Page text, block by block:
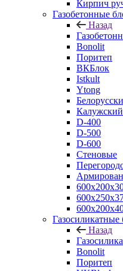
Кирпич
Газобетонные
Назад
Bonolit
Поритеп
ВКБлок
Istkult
Ytong
Калужский
D-400
D-500
D-600
Стеновые
Газосиликатные
Назад
Bonolit
Поритеп